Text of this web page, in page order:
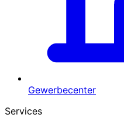
Gewerbecenter
Services